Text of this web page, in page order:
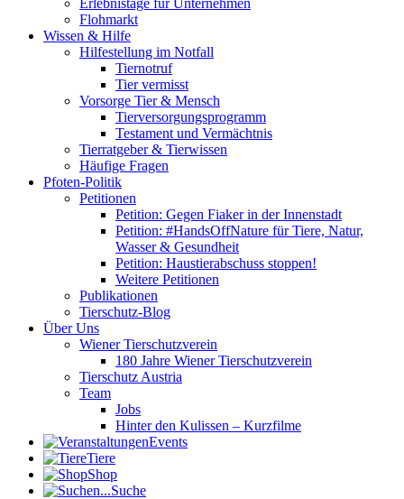
Erlebnistage für Unternehmen
Flohmarkt
Wissen & Hilfe
Hilfestellung im Notfall
Tiernotruf
Tier vermisst
Vorsorge Tier & Mensch
Tierversorgungsprogramm
Testament und Vermächtnis
Tierratgeber & Tierwissen
Häufige Fragen
Pfoten-Politik
Petitionen
Petition: Gegen Fiaker in der Innenstadt
Petition: #HandsOffNature für Tiere, Natur,
Wasser & Gesundheit
Petition: Haustierabschuss stoppen!
Weitere Petitionen
Publikationen
Tierschutz-Blog
Über Uns
Wiener Tierschutzverein
180 Jahre Wiener Tierschutzverein
Tierschutz Austria
Team
Jobs
Hinter den Kulissen – Kurzfilme
Events
Tiere
Shop
Suche